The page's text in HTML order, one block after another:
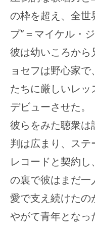
の枠を超え、全世
プ”＝マイケル・
彼は幼いころから
ョセフは野心家
たちに厳しいレッ
デビューさせた。
彼らをみた聴衆は
判は広まり、ス
レコードと契約
の裏で彼はまだ一
愛で支え続けたの
やがて青年となっ